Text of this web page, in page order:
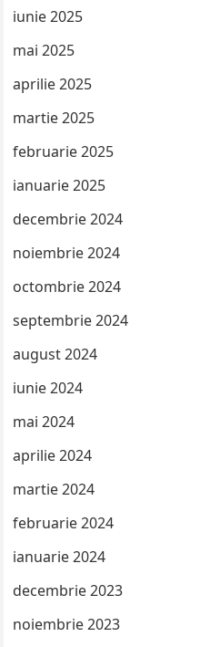
iunie 2025
mai 2025
aprilie 2025
martie 2025
februarie 2025
ianuarie 2025
decembrie 2024
noiembrie 2024
octombrie 2024
septembrie 2024
august 2024
iunie 2024
mai 2024
aprilie 2024
martie 2024
februarie 2024
ianuarie 2024
decembrie 2023
noiembrie 2023